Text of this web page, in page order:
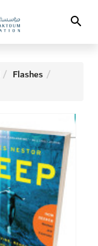
Search
Flashes